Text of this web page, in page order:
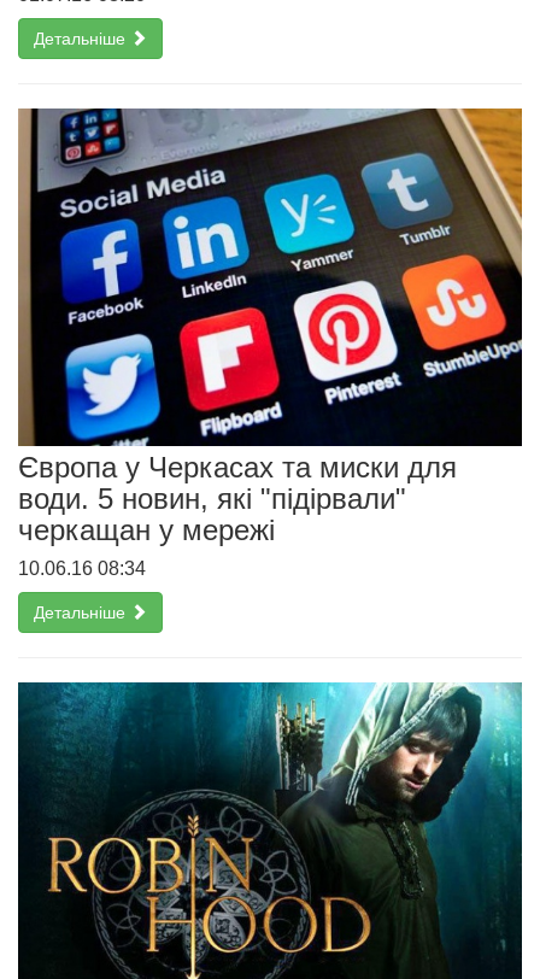
Детальніше
Європа у Черкасах та миски для
води. 5 новин, які "підірвали"
черкащан у мережі
10.06.16 08:34
Детальніше